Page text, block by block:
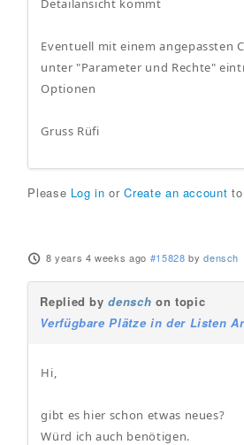
Detailansicht kommt
Eventuell mit einem angepassten
unter "Parameter und Rechte"
Optionen
Gruss Rüfi
Please Log in orCreate an account
8 years 4 weeks ago #15828 bydensch
Replied bydensch on topic
Verfügbare Plätze in der Listen
Hi,
gibt es hier schon etwas neues?
Würd ich auch benötigen.